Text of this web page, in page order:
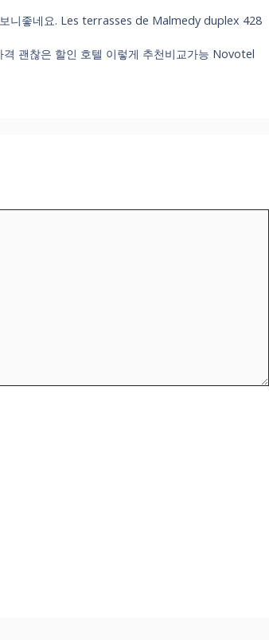
니좋네요. Les terrasses de Malmedy duplex 428
괜찮은 할인 호텔 이렇게 추천비교가능 Novotel